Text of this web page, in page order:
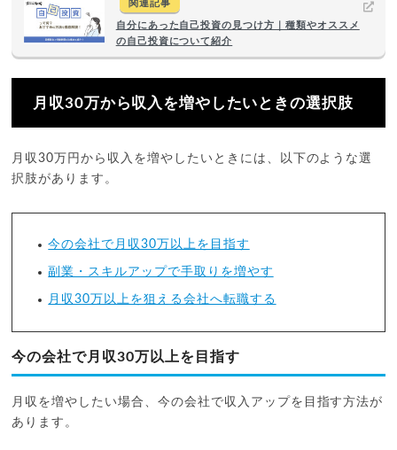
関連記事
自分にあった自己投資の見つけ方｜種類やオススメ
の自己投資について紹介
月収30万から収入を増やしたいときの選択肢
月収30万円から収入を増やしたいときには、以下のような選
択肢があります。
今の会社で月収30万以上を目指す
副業・スキルアップで手取りを増やす
月収30万以上を狙える会社へ転職する
今の会社で月収30万以上を目指す
月収を増やしたい場合、今の会社で収入アップを目指す方法が
あります。